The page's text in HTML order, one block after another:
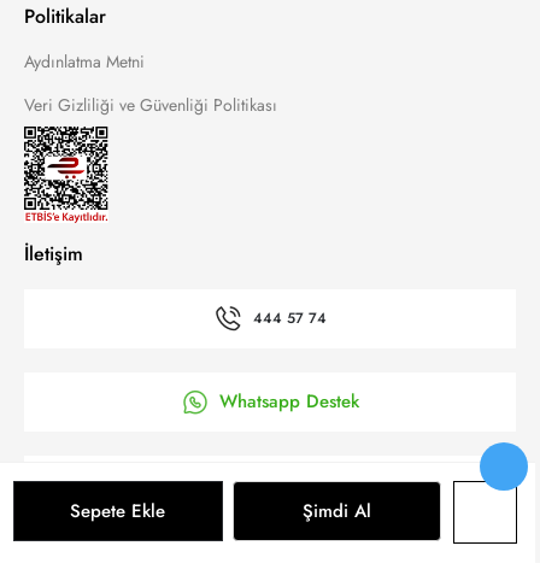
Sepete Ekle Şimdi Al
Politikalar
Aydınlatma Metni
Veri Gizliliği ve Güvenliği Politikası
İletişim
444 57 74
Whatsapp Destek
’a Kolay Başvuru